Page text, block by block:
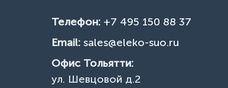
Телефон: +7 495 150 88 37
Email: sales@eleko-suo.ru
Офис Тольятти:
ул. Шевцовой д.2